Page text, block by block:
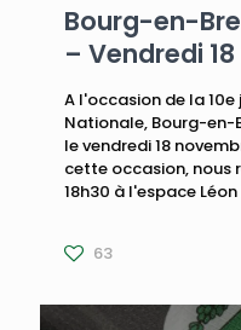
Bourg-en-
– Vendredi
A l'occasion de la
Nationale, Bourg-en-
le vendredi 18
cette occasion, nous
18h30 à l'espace
63